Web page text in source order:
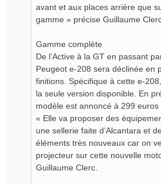
avant et aux places arrière que
gamme » précise Guillaume
Gamme complète
De l’Active à la GT en passant
Peugeot e-208 sera déclinée en
finitions. Spécifique à cette e-
la seule version disponible. En
modèle est annoncé à 299 euros
« Elle va proposer des
une sellerie faite d’Alcantara et
éléments très nouveaux car on
projecteur sur cette nouvelle
Guillaume Clerc.